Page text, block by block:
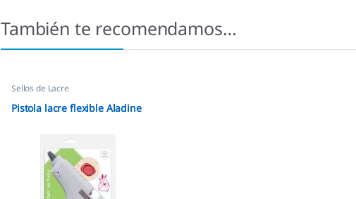
También te recomendamos…
Sellos de Lacre
Pistola lacre flexible Aladine